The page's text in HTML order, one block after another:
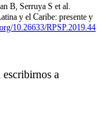
B, Serruya S et al.
y el Caribe: presente y
10.26633/RPSP.2019.44
escribirnos a